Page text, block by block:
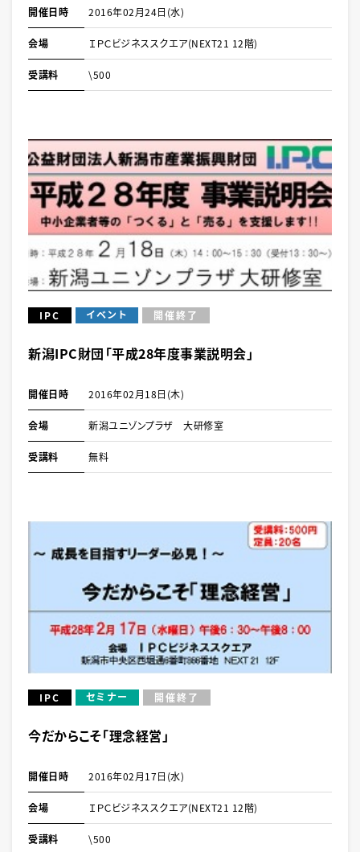
開催日時 2016年02月24日(水)
会場 ＩＰＣビジネススクエア(NEXT21 12階)
受講料 \500
IPC イベント 開催終了
新潟IPC財団「平成28年度事業説明会」
開催日時 2016年02月18日(木)
会場 新潟ユニゾンプラザ 大研修室
受講料 無料
IPC セミナー 開催終了
今だからこそ「理念経営」
開催日時 2016年02月17日(水)
会場 ＩＰＣビジネススクエア(NEXT21 12階)
受講料 \500